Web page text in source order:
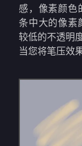
感，像素颜色
条中大的像素
较低的不透明度
当您将笔压效